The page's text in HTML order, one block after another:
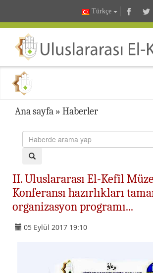
Türkçe
Ana sayfa » Haberler
II. Uluslararası El-Kefîl Müze
Konferansı hazırlıkları
organizasyon programı...
05 Eylül 2017 19:10